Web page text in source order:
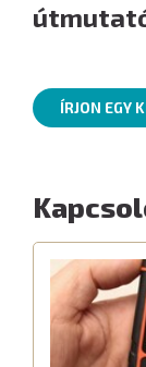
ÍRJON EGY